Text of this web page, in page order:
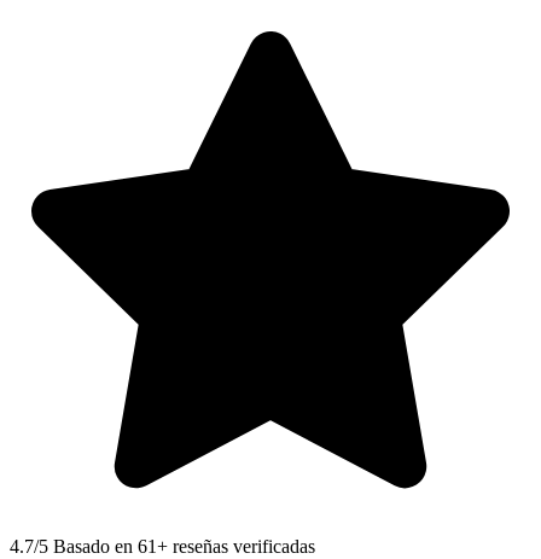
4.7/5 Basado en 61+ reseñas verificadas